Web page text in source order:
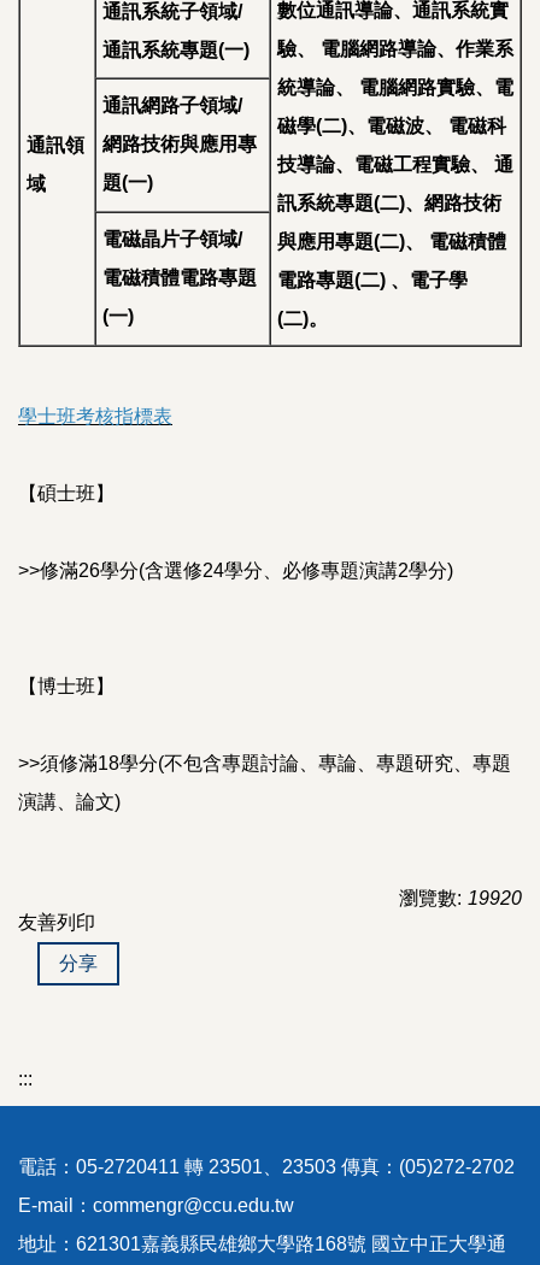
通訊領
域
通訊系統子領域/
通訊系統專題(一)
數位通訊導論、通訊系統實
驗、 電腦網路導論、作業系
統導論、 電腦網路實驗、電
磁學(二)、電磁波、 電磁科
技導論、電磁工程實驗、 通
訊系統專題(二)、網路技術
與應用專題(二)、 電磁積體
電路專題(二) 、電子學
(二)。
通訊網路子領域/
網路技術與應用專
題(一)
電磁晶片子領域/
電磁積體電路專題
(一)
學士班考核指標表
【碩士班】
>>修滿26學分(含選修24學分、必修專題演講2學分)
【博士班】
>>須修滿18學分(不包含專題討論、專論、專題研究、專題
演講、論文)
瀏覽數: 19920
友善列印
分享
:::
電話：05-2720411 轉 23501、23503 傳真：(05)272-2702
E-mail：commengr@ccu.edu.tw
地址：621301嘉義縣民雄鄉大學路168號 國立中正大學通